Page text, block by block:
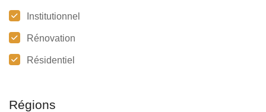
Institutionnel
Rénovation
Résidentiel
Régions